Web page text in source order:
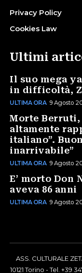
Privacy Policy
Cookies Law
Ultimi
Il suo mega
in difficoltà,
ULTIMA ORA 9 Agosto
Morte
altamente
italiano”.
inarrivabile”
ULTIMA ORA 9 Agosto
E’ morto Don
aveva 86 anni
ULTIMA ORA 9 Agosto
ASS. CULTURALE
10121 Torino - Tel. +39